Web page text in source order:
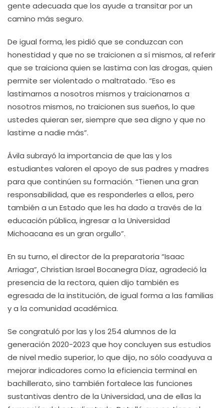
gente adecuada que los ayude a transitar por un
camino más seguro.
De igual forma, les pidió que se conduzcan con
honestidad y que no se traicionen a sí mismos, al referir
que se traiciona quien se lastima con las drogas, quien
permite ser violentado o maltratado. “Eso es
lastimarnos a nosotros mismos y traicionarnos a
nosotros mismos, no traicionen sus sueños, lo que
ustedes quieran ser, siempre que sea digno y que no
lastime a nadie más”.
Ávila subrayó la importancia de que las y los
estudiantes valoren el apoyo de sus padres y madres
para que continúen su formación. “Tienen una gran
responsabilidad, que es responderles a ellos, pero
también a un Estado que les ha dado a través de la
educación pública, ingresar a la Universidad
Michoacana es un gran orgullo”.
En su turno, el director de la preparatoria “Isaac
Arriaga”, Christian Israel Bocanegra Díaz, agradeció la
presencia de la rectora, quien dijo también es
egresada de la institución, de igual forma a las familias
y a la comunidad académica.
Se congratuló por las y los 254 alumnos de la
generación 2020-2023 que hoy concluyen sus estudios
de nivel medio superior, lo que dijo, no sólo coadyuva a
mejorar indicadores como la eficiencia terminal en
bachillerato, sino también fortalece las funciones
sustantivas dentro de la Universidad, una de ellas la